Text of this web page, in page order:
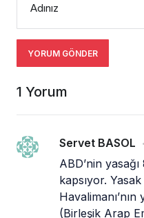
Adınız
YORUM GÖNDER
1 Yorum
Servet BASOL •
ABD’nin
kapsıyor.
(Birleşik Arap